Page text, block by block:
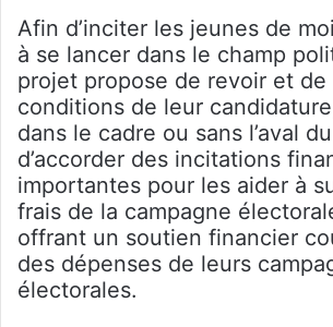
Afin d’inciter les jeunes de
à se lancer dans le champ
projet propose de revoir et
conditions de leur
dans le cadre ou sans l’aval
d’accorder des incitations
importantes pour les aider à
frais de la campagne
offrant un soutien financier
des dépenses de leurs
électorales.